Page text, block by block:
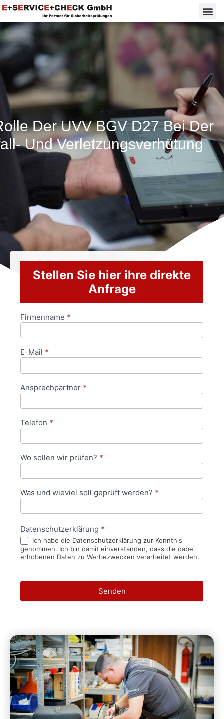
Der UVV BGV D27 Bei Der
Und Verletzungsverhütung
Stellen Sie hier ihre direkte
Anfrage
Anfrageformular
Firmenname *
E-Mail *
Ansprechpartner *
Telefon *
Wo sollen wir prüfen? *
Was und wieviel soll geprüft werden? *
Datenschutzerklärung *
Ich habe die Datenschutzerklärung zur Kenntnis
genommen. Ich bin damit einverstanden, dass die dabei
erhobenen Daten zu Werbezwecken verarbeitet werden.
Senden